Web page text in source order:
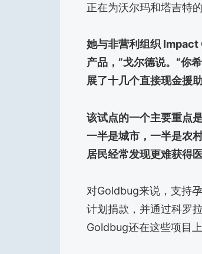
正在为沃尔玛和塔吉特
她与非营利组织 Impact
产品，”戈尔德说。“你
展了十几个直接现金援
该试点的一个主要重点
一半是城市，一半是农
居民经常发现更难获得医
对Goldbug来说，支持
计划捐款，并通过科罗
Goldbug还在这些项目